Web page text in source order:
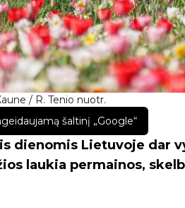
/ R. Tenio nuotr.
šaltinį „Google“
dienomis Lietuvoje dar
laukia permainos,